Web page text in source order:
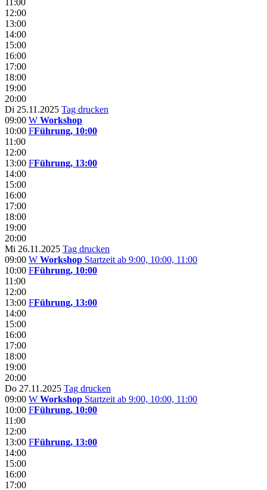
11:00
12:00
13:00
14:00
15:00
16:00
17:00
18:00
19:00
20:00
Di 25.11.2025 Tag drucken
09:00 W Workshop
10:00 FFührung, 10:00
11:00
12:00
13:00 FFührung, 13:00
14:00
15:00
16:00
17:00
18:00
19:00
20:00
Mi 26.11.2025 Tag drucken
09:00 W Workshop Startzeit ab 9:00, 10:00, 11:00
10:00 FFührung, 10:00
11:00
12:00
13:00 FFührung, 13:00
14:00
15:00
16:00
17:00
18:00
19:00
20:00
Do 27.11.2025 Tag drucken
09:00 W Workshop Startzeit ab 9:00, 10:00, 11:00
10:00 FFührung, 10:00
11:00
12:00
13:00 FFührung, 13:00
14:00
15:00
16:00
17:00